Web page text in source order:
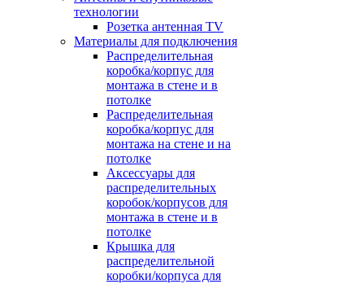
технологии
Розетка антенная TV
Материалы для подключения
Распределительная
коробка/корпус для
монтажа в стене и в
потолке
Распределительная
коробка/корпус для
монтажа на стене и на
потолке
Аксессуары для
распределительных
коробок/корпусов для
монтажа в стене и в
потолке
Крышка для
распределительной
коробки/корпуса для